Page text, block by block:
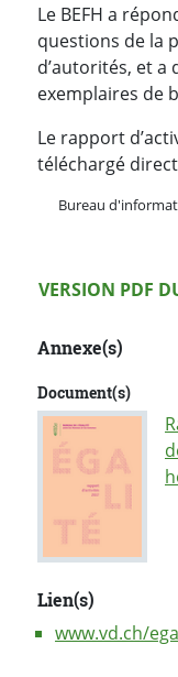
Le BEFH a
questions de la
d’autorités, et a
exemplaires de
Le rapport
téléchargé
Bureau
Version
VERSION PDF
Annexe(s)
Document(s)
Lien(s)
www.vd.ch/